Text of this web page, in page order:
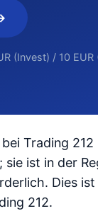
(Invest) / 10
Trading
sie ist in der
Dies
212.